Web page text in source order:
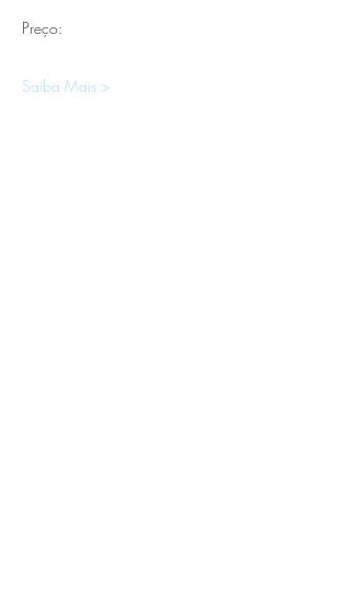
Preço:
Saiba Mais >